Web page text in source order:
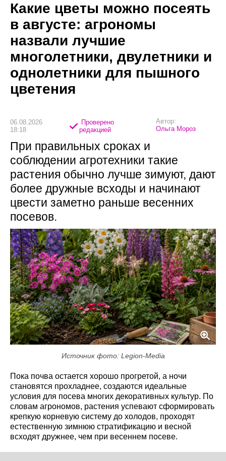
Какие цветы можно посеять
в августе: агрономы
назвали лучшие
многолетники, двулетники и
однолетники для пышного
цветения
06.08.2026
18:18
Проверено
редакцией
Автор:
Ольга Мороз
При правильных сроках и
соблюдении агротехники такие
растения обычно лучше зимуют, дают
более дружные всходы и начинают
цвести заметно раньше весенних
посевов.
Источник фото: Legion-Media
Пока почва остается хорошо прогретой, а ночи
становятся прохладнее, создаются идеальные
условия для посева многих декоративных культур. По
словам агрономов, растения успевают сформировать
крепкую корневую систему до холодов, проходят
естественную зимнюю стратификацию и весной
всходят дружнее, чем при весеннем посеве.